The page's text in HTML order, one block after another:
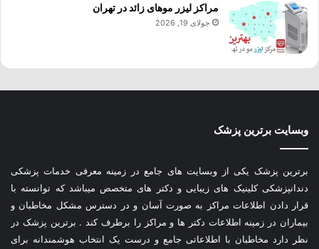
مراکز لیزر موهای زائد در تهران
جولای 19, 2026
وبسایت برترین پزشک
برترین پزشک یکی از وبسایت های جامع در زمینه معرفی خدمات پزشکی
دندانپزشکی کلینیک های زیبایی و دکتر های متخصص میباشد که توانسته با
قرار دادن اطلاعات مراکز به صورت آسان و در دسترس مشکل مخاطبان و
بیماران در زمینه اطلاعات دکتر ها و مراکز را برطرف کند . برترین پزشک در
نظر دارد مخاطبان با اطلاعاتی جامع و درست یک انتخاب هوشمندانه برای